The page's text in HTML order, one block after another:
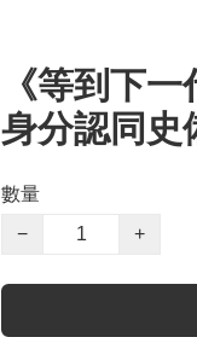
《等到下
身分認同史
數量
−
+